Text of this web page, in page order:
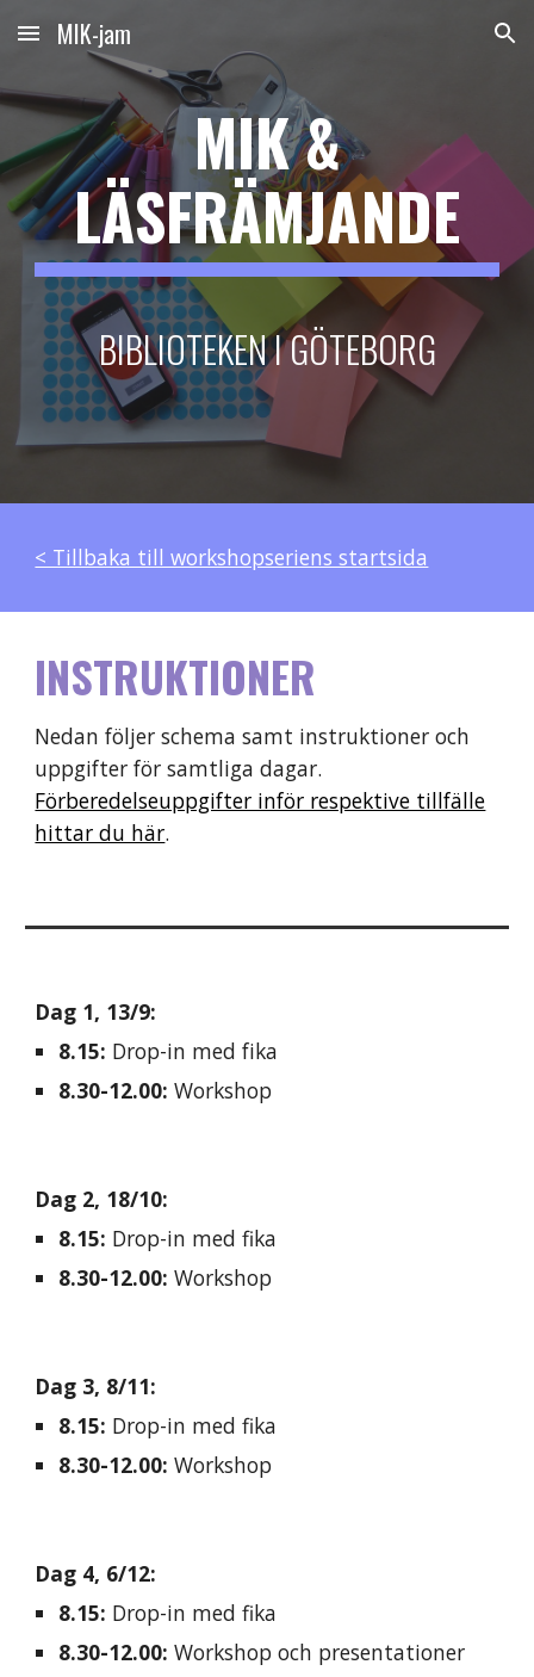
Skip to main content Skip to navigation
MIK-jam
MIK &
LÄSFRÄMJANDE
BIBLIOTEKEN I GÖTEBORG
< Tillbaka till workshopseriens startsida
INSTRUKTIONER
Nedan följer schemasamt instruktioner och
uppgifter församtliga dagar.
Förberedelseuppgifter inför respektive tillfälle
hittar du här.
Dag 1, 13/9:
8.15: Drop-in med fika
8.30-12.00:Workshop
Dag 2, 18/10:
8.15: Drop-in med fika
8.30-12.00:Workshop
Dag 3, 8/11:
8.15: Drop-in med fika
8.30-12.00:Workshop
Dag 4, 6/12:
8.15: Drop-in med fika
8.30-12.00:Workshop och presentationer